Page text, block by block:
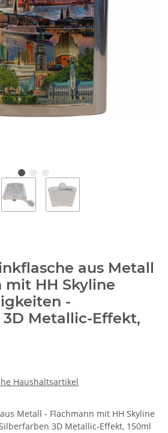
aus Metall
mit HH Skyline
-
Metallic-Effekt,
Haushaltsartikel
Metall - Flachmann mit HH Skyline
3D Metallic-Effekt, 150ml